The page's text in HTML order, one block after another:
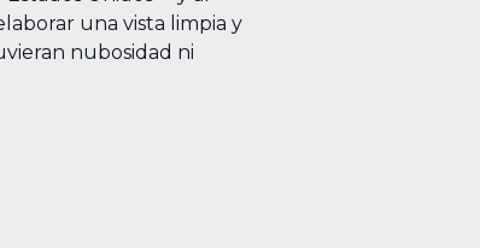
una vista limpia y
nubosidad ni